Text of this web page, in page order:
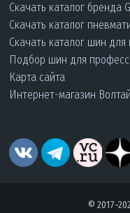
Скачать каталог бренда
Скачать каталог
Скачать каталог шин
Подбор шин для
Карта сайта
Интернет-магазин
© 2017-